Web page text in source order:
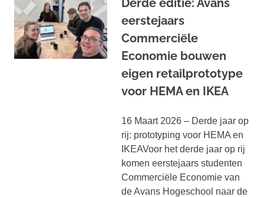
eerstejaars
Commerciële
Economie bouwen
eigen retailprototype
voor HEMA en IKEA
16 Maart 2026 – Derde jaar op
rij: prototyping voor HEMA en
IKEAVoor het derde jaar op rij
komen eerstejaars studenten
Commerciële Economie van
de Avans Hogeschool naar de